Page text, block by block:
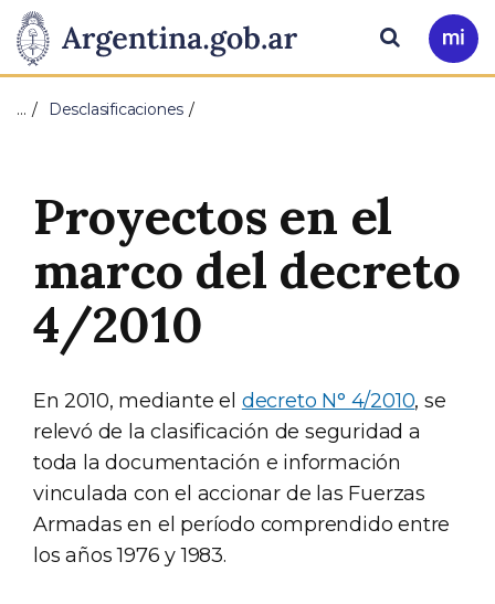
Presidencia
de
Nación
Pasar al contenido principal
Ir
a
Buscar
… Desclasificaciones
Proyectos en el
marco del decreto
4/2010
En 2010, mediante el decreto N° 4/2010, se
relevó de la clasificación de seguridad a
toda la documentación e información
vinculada con el accionar de las Fuerzas
Armadas en el período comprendido entre
los años 1976 y 1983.